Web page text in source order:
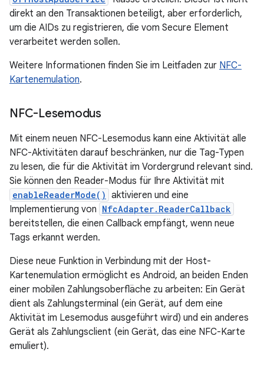
direkt an den Transaktionen beteiligt, aber erforderlich,
um die AIDs zu registrieren, die vom Secure Element
verarbeitet werden sollen.
Weitere Informationen finden Sie im Leitfaden zur NFC-
Kartenemulation.
NFC-Lesemodus
Mit einem neuen NFC-Lesemodus kann eine Aktivität alle
NFC-Aktivitäten darauf beschränken, nur die Tag-Typen
zu lesen, die für die Aktivität im Vordergrund relevant sind.
Sie können den Reader-Modus für Ihre Aktivität mit
enableReaderMode() aktivieren und eine
Implementierung von NfcAdapter.ReaderCallback
bereitstellen, die einen Callback empfängt, wenn neue
Tags erkannt werden.
Diese neue Funktion in Verbindung mit der Host-
Kartenemulation ermöglicht es Android, an beiden Enden
einer mobilen Zahlungsoberfläche zu arbeiten: Ein Gerät
dient als Zahlungsterminal (ein Gerät, auf dem eine
Aktivität im Lesemodus ausgeführt wird) und ein anderes
Gerät als Zahlungsclient (ein Gerät, das eine NFC-Karte
emuliert).